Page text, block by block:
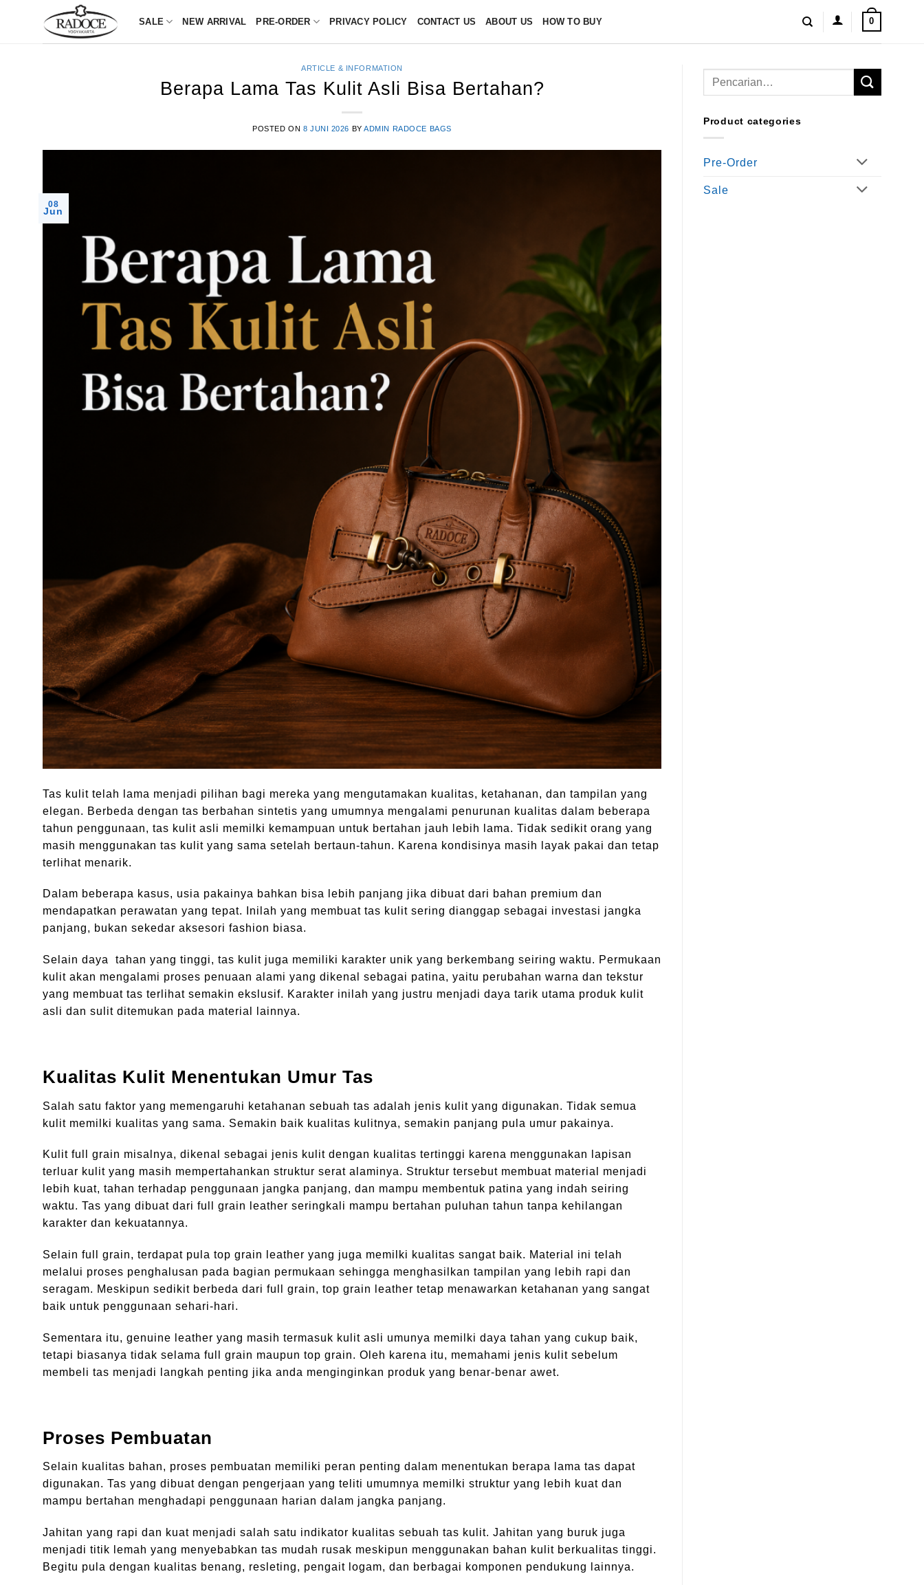
SALE NEW ARRIVAL PRE-ORDER PRIVACY POLICY CONTACT US ABOUT US HOW TO BUY 0
ARTICLE & INFORMATION
Berapa Lama Tas Kulit Asli Bisa Bertahan?
POSTED ON 8 JUNI 2026 BYADMIN RADOCE BAGS
08
Jun
Tas kulit telah lama menjadi pilihan bagi mereka yang mengutamakan kualitas, ketahanan, dan tampilan yang
elegan. Berbeda dengan tas berbahan sintetis yang umumnya mengalami penurunan kualitas dalam beberapa
tahun penggunaan, tas kulit asli memilki kemampuan untuk bertahan jauh lebih lama. Tidak sedikit orang yang
masih menggunakan tas kulit yang sama setelah bertaun-tahun. Karena kondisinya masih layak pakai dan tetap
terlihat menarik.
Dalam beberapa kasus, usia pakainya bahkan bisa lebih panjang jika dibuat dari bahan premium dan
mendapatkan perawatan yang tepat. Inilah yang membuat tas kulit sering dianggap sebagai investasi jangka
panjang, bukan sekedar aksesori fashion biasa.
Selain daya tahan yang tinggi, tas kulit juga memiliki karakter unik yang berkembang seiring waktu. Permukaan
kulit akan mengalami proses penuaan alami yang dikenal sebagai patina, yaitu perubahan warna dan tekstur
yang membuat tas terlihat semakin ekslusif. Karakter inilah yang justru menjadi daya tarik utama produk kulit
asli dan sulit ditemukan pada material lainnya.
Kualitas Kulit Menentukan Umur Tas
Salah satu faktor yang memengaruhi ketahanan sebuah tas adalah jenis kulit yang digunakan. Tidak semua
kulit memilki kualitas yang sama. Semakin baik kualitas kulitnya, semakin panjang pula umur pakainya.
Kulit full grain misalnya, dikenal sebagai jenis kulit dengan kualitas tertinggi karena menggunakan lapisan
terluar kulit yang masih mempertahankan struktur serat alaminya. Struktur tersebut membuat material menjadi
lebih kuat, tahan terhadap penggunaan jangka panjang, dan mampu membentuk patina yang indah seiring
waktu. Tas yang dibuat dari full grain leather seringkali mampu bertahan puluhan tahun tanpa kehilangan
karakter dan kekuatannya.
Selain full grain, terdapat pula top grain leather yang juga memilki kualitas sangat baik. Material ini telah
melalui proses penghalusan pada bagian permukaan sehingga menghasilkan tampilan yang lebih rapi dan
seragam. Meskipun sedikit berbeda dari full grain, top grain leather tetap menawarkan ketahanan yang sangat
baik untuk penggunaan sehari-hari.
Sementara itu, genuine leather yang masih termasuk kulit asli umunya memilki daya tahan yang cukup baik,
tetapi biasanya tidak selama full grain maupun top grain. Oleh karena itu, memahami jenis kulit sebelum
membeli tas menjadi langkah penting jika anda menginginkan produk yang benar-benar awet.
Proses Pembuatan
Selain kualitas bahan, proses pembuatan memiliki peran penting dalam menentukan berapa lama tas dapat
digunakan. Tas yang dibuat dengan pengerjaan yang teliti umumnya memilki struktur yang lebih kuat dan
mampu bertahan menghadapi penggunaan harian dalam jangka panjang.
Jahitan yang rapi dan kuat menjadi salah satu indikator kualitas sebuah tas kulit. Jahitan yang buruk juga
menjadi titik lemah yang menyebabkan tas mudah rusak meskipun menggunakan bahan kulit berkualitas tinggi.
Begitu pula dengan kualitas benang, resleting, pengait logam, dan berbagai komponen pendukung lainnya.
Pencarian
Product categories
Pre-Order
Sale